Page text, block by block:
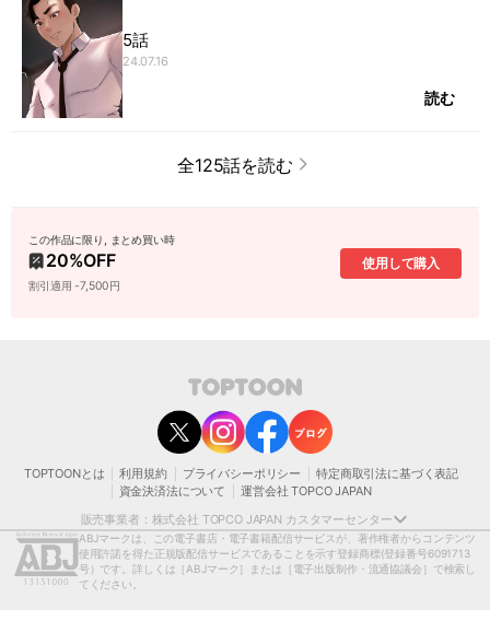
5話
24.07.16
読む
全125話を読む
この作品に限り, まとめ買い時
20%OFF
割引適用 -7,500円
使用して購入
TOPTOONとは 利用規約 プライバシーポリシー
特定商取引法に基づく表記
資金決済法について
運営会社 TOPCO JAPAN
販売事業者：株式会社 TOPCO JAPAN カスタマーセンター
contact@toptoon.jp
カスタマーセンター受付時間 10：30～13：00、14：00～18：30（土・日・祝日は
除く）
営業時間外にいただいたお問い合わせは、翌営業日以降にご対応いたしますことをご
了承ください。
モバイルやパソコンの迷惑メール対策等により、弊社からお送りするメールが正しく
届かない場合がございます。
受信できるよう設定をお願い申し上げます。
@toptoon.jp
著作権者または当社の許諾を得ずにコンテンツの一部または全部を 複製、転載、送
信、放送、配布、貸与、翻訳、変造することは、 著作権侵害となり、著作権法に基づ
ABJマークは、この電子書店・電子書籍配信サービスが、著作権者からコンテンツ
使用許諾を得た正規版配信サービスであることを示す登録商標(登録番号6091713
号）です。詳しくは［ABJマーク］または［電子出版制作・流通協議会］で検索し
てください。